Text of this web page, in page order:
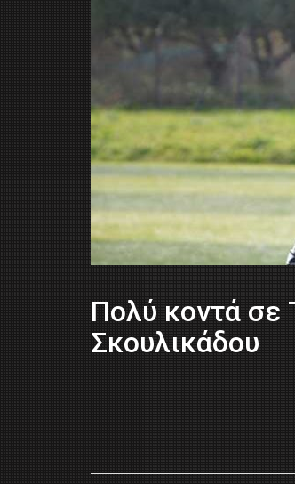
Πολύ κοντά σε
Σκουλικάδου